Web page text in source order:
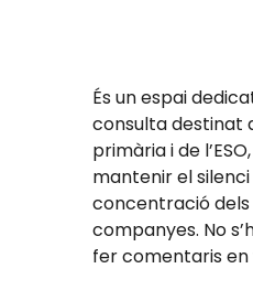
És un espai
consulta destinat
primària i de
mantenir el
concentració
companyes. No
fer comentaris en